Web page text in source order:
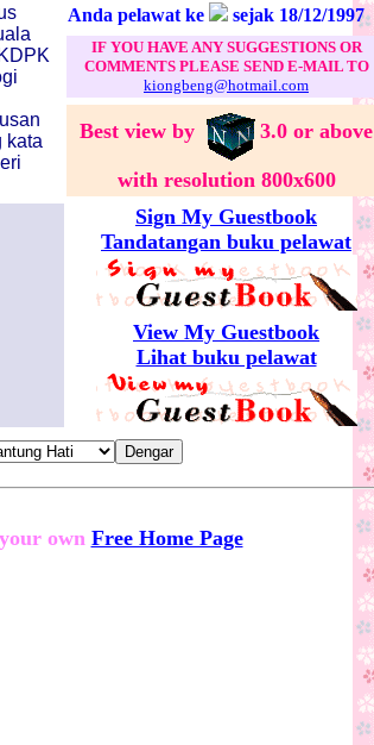
kata
Anda pelawat ke sejak 18/12/1997
IF YOU HAVE ANY SUGGESTIONS OR
COMMENTS PLEASE SEND E-MAIL TO
kiongbeng@hotmail.com
Best view by 3.0 or above
with resolution 800x600
Sign My Guestbook
Tandatangan buku pelawat
View My Guestbook
Lihat buku pelawat
own Free Home Page